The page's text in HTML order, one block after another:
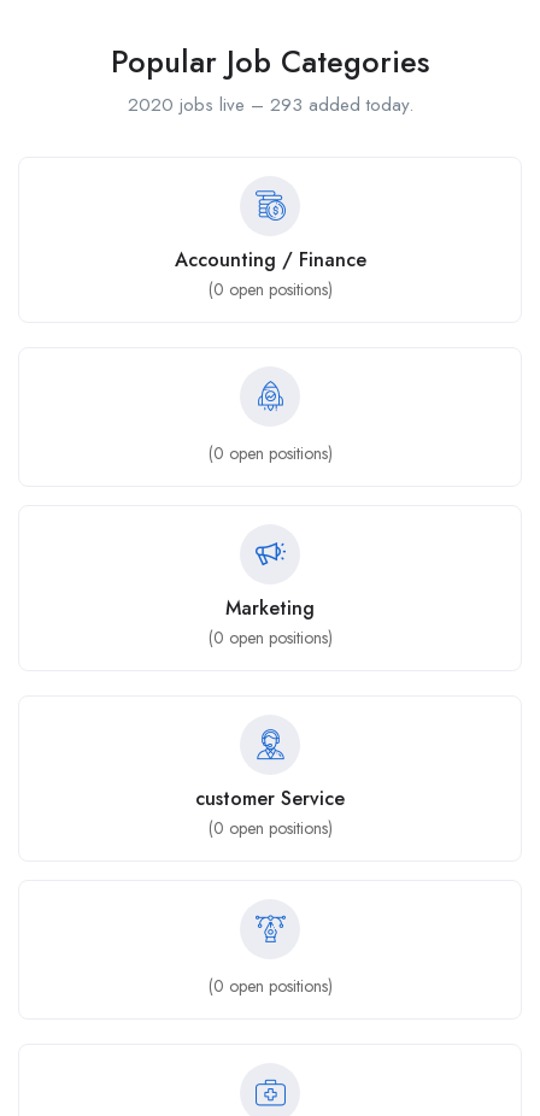
Popular Job Categories
2020 jobs live – 293 added today.
Accounting / Finance
(0 open positions)
(0 open positions)
Marketing
(0 open positions)
customer Service
(0 open positions)
(0 open positions)